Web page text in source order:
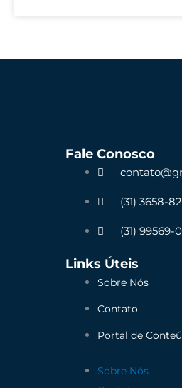
Fale Conosco
(31) 3658-
(31) 99569-
Links Úteis
Sobre Nós
Contato
Portal de
Sobre Nós